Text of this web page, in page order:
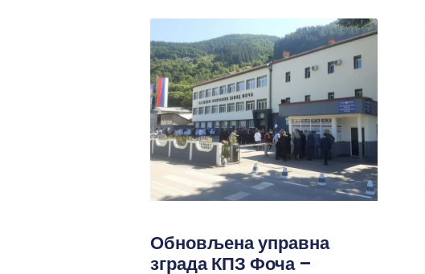
Обновљена управна
зграда КПЗ Фоча –